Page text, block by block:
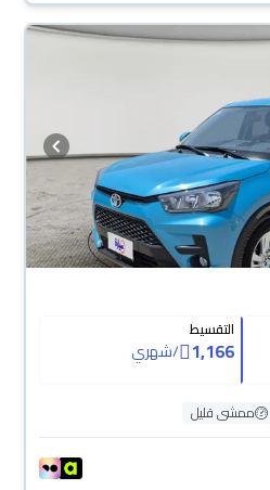
التقسيط
1,166
/شهري
ممشى قليل